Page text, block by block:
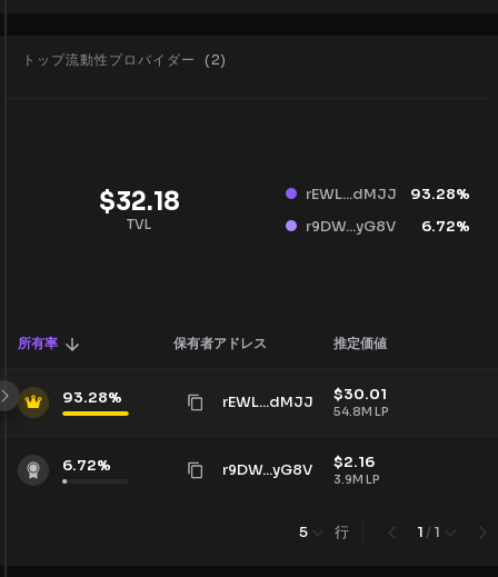
トップ流動性プロバイダー ( 2)
$32.18
TVL
rEWL...dMJJ 93.28%
r9DW...yG8V
6.72%
所有率 保有者アドレス 推定価値
93.28% rEWL...dMJJ $30.01
54.8M LP
6.72% r9DW...yG8V $2.16
3.9M LP
5 行 1 / 1